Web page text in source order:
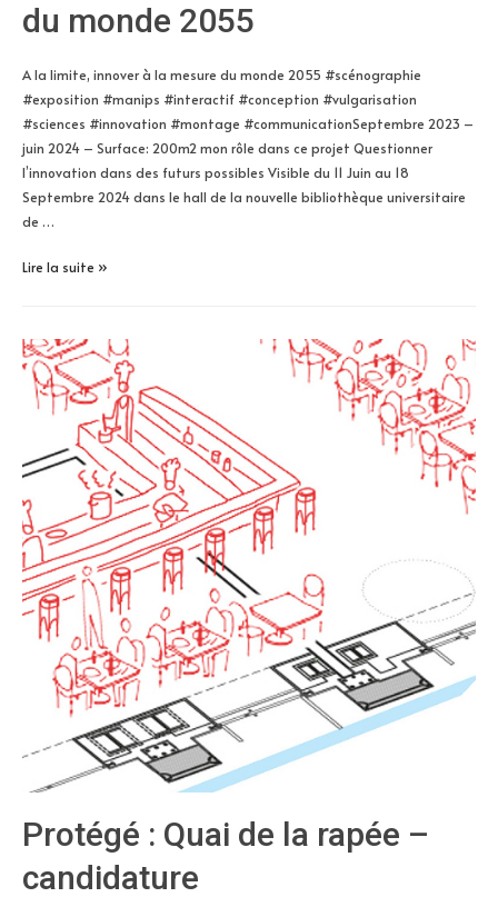
du monde 2055
A la limite, innover à la mesure du monde 2055 #scénographie
#exposition #manips #interactif #conception #vulgarisation
#sciences #innovation #montage #communicationSeptembre 2023 –
juin 2024 – Surface: 200m2 mon rôle dans ce projet Questionner
l’innovation dans des futurs possibles Visible du 11 Juin au 18
Septembre 2024 dans le hall de la nouvelle bibliothèque universitaire
de …
A
innover
à
mesure
monde
Lire la suite »
Protégé : Quai de la rapée –
candidature